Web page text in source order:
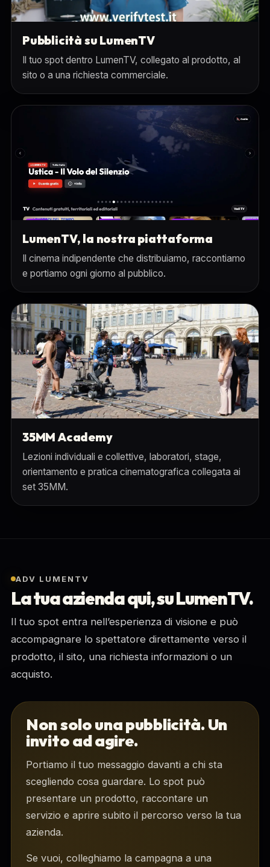
Pubblicità su LumenTV
Il tuo spot dentro LumenTV, collegato al prodotto, al
sito o a una richiesta commerciale.
LumenTV, la nostra piattaforma
Il cinema indipendente che distribuiamo, raccontiamo
e portiamo ogni giorno al pubblico.
35MM Academy
Lezioni individuali e collettive, laboratori, stage,
orientamento e pratica cinematografica collegata ai
set 35MM.
ADV LUMENTV
La tua azienda qui, su LumenTV.
Il tuo spot entra nell’esperienza di visione e può
accompagnare lo spettatore direttamente verso il
prodotto, il sito, una richiesta informazioni o un
acquisto.
Non solo una pubblicità. Un
invito ad agire.
Portiamo il tuo messaggio davanti a chi sta
scegliendo cosa guardare. Lo spot può
presentare un prodotto, raccontare un
servizio e aprire subito il percorso verso la tua
azienda.
Se vuoi, colleghiamo la campagna a una